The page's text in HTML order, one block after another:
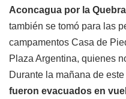
Aconcagua por la
también se tomó para las
campamentos Casa de
Plaza Argentina, quienes
Durante la mañana de
fueron evacuados en